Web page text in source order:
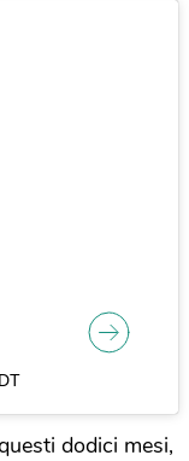
dodici mesi,